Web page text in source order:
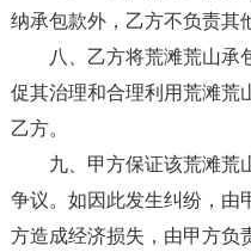
纳承包款外，乙方不负责其
八、乙方将荒滩荒山承
促其治理和合理利用荒滩荒
乙方。
九、甲方保证该荒滩荒
争议。如因此发生纠纷，由
方造成经济损失，由甲方负